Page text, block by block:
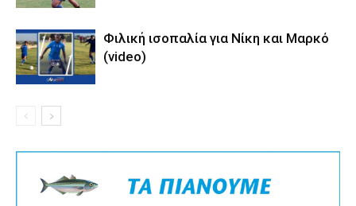
Φιλική ισοπαλία για Νίκη και Μαρκό
(video)